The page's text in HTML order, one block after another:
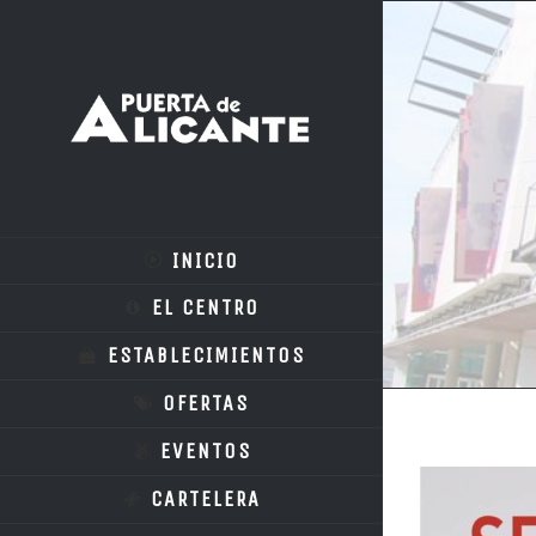
INICIO
EL CENTRO
ESTABLECIMIENTOS
OFERTAS
EVENTOS
CARTELERA